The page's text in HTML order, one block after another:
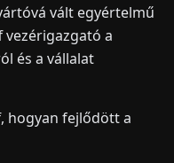
vált egyértelmű
vezérigazgató a
és a vállalat
hogyan fejlődött a